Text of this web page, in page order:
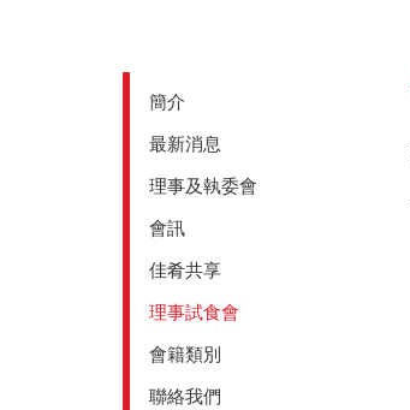
簡介
最新消息
理事及執委會
會訊
佳肴共享
理事試食會
會籍類別
聯絡我們